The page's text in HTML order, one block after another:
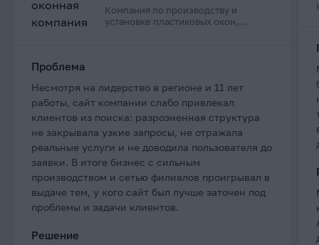
Компания по производству и
установке пластиковых окон,
Проблема
Несмотря на лидерство в регионе и 11 лет
работы, сайт компании слабо привлекал
клиентов из поиска: разрозненная структура
не закрывала узкие запросы, не отражала
реальные услуги и не доводила пользователя до
заявки. В итоге бизнес с сильным
производством и сетью филиалов проигрывал в
выдаче тем, у кого сайт был лучше заточен под
проблемы и задачи клиентов.
Решение